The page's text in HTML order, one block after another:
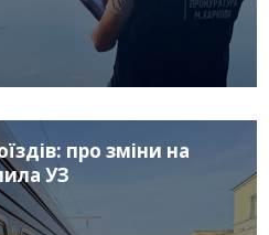
про зміни на
УЗ